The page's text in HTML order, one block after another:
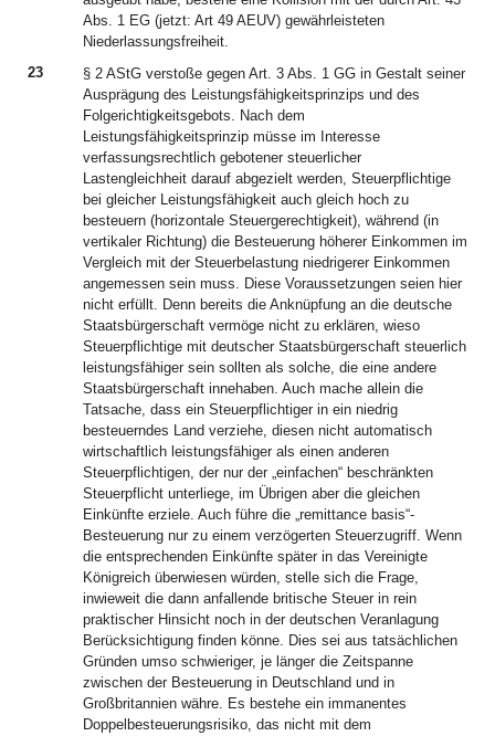
Abs. 1 EG (jetzt: Art 49 AEUV) gewährleisteten
Niederlassungsfreiheit.
23
§ 2 AStG verstoße gegen Art. 3 Abs. 1 GG in Gestalt seiner
Ausprägung des Leistungsfähigkeitsprinzips und des
Folgerichtigkeitsgebots. Nach dem
Leistungsfähigkeitsprinzip müsse im Interesse
verfassungsrechtlich gebotener steuerlicher
Lastengleichheit darauf abgezielt werden, Steuerpflichtige
bei gleicher Leistungsfähigkeit auch gleich hoch zu
besteuern (horizontale Steuergerechtigkeit), während (in
vertikaler Richtung) die Besteuerung höherer Einkommen im
Vergleich mit der Steuerbelastung niedrigerer Einkommen
angemessen sein muss. Diese Voraussetzungen seien hier
nicht erfüllt. Denn bereits die Anknüpfung an die deutsche
Staatsbürgerschaft vermöge nicht zu erklären, wieso
Steuerpflichtige mit deutscher Staatsbürgerschaft steuerlich
leistungsfähiger sein sollten als solche, die eine andere
Staatsbürgerschaft innehaben. Auch mache allein die
Tatsache, dass ein Steuerpflichtiger in ein niedrig
besteuerndes Land verziehe, diesen nicht automatisch
wirtschaftlich leistungsfähiger als einen anderen
Steuerpflichtigen, der nur der „einfachen“ beschränkten
Steuerpflicht unterliege, im Übrigen aber die gleichen
Einkünfte erziele. Auch führe die „remittance basis“-
Besteuerung nur zu einem verzögerten Steuerzugriff. Wenn
die entsprechenden Einkünfte später in das Vereinigte
Königreich überwiesen würden, stelle sich die Frage,
inwieweit die dann anfallende britische Steuer in rein
praktischer Hinsicht noch in der deutschen Veranlagung
Berücksichtigung finden könne. Dies sei aus tatsächlichen
Gründen umso schwieriger, je länger die Zeitspanne
zwischen der Besteuerung in Deutschland und in
Großbritannien währe. Es bestehe ein immanentes
Doppelbesteuerungsrisiko, das nicht mit dem